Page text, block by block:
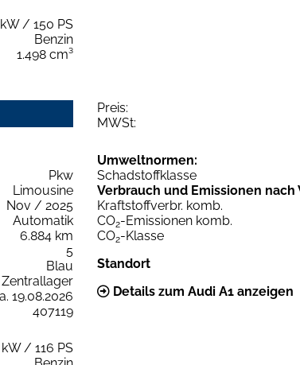
/ 150 PS
Benzin
1.498 cm³
Preis:
MWSt:
Pkw
Limousine
Nov / 2025
Automatik
6.884 km
5
Blau
Zentrallager
19.08.2026
407119
/ 116 PS
Umweltnormen:
Schadstoffklasse
Verbrauch und Emissionen nach
Kraftstoffverbr. komb.
CO2-Emissionen komb.
CO2-Klasse
Standort
Details zum Audi A1 anzeigen